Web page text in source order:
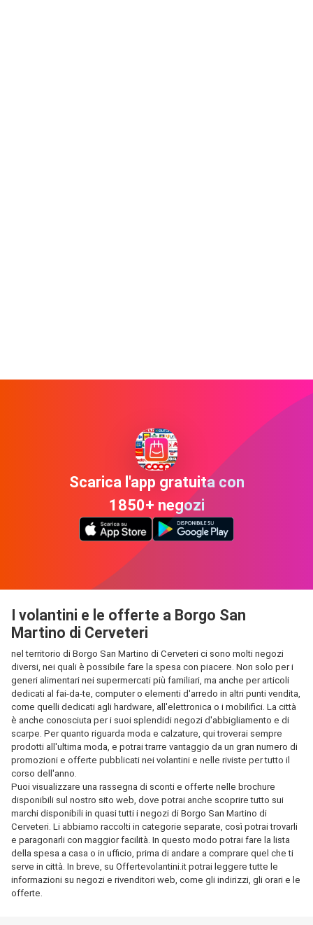
Scarica l'app gratuita con
1850+ negozi
I volantini e le offerte a Borgo San
Martino di Cerveteri
nel territorio di Borgo San Martino di Cerveteri ci sono molti negozi
diversi, nei quali è possibile fare la spesa con piacere. Non solo per i
generi alimentari nei supermercati più familiari, ma anche per articoli
dedicati al fai-da-te, computer o elementi d'arredo in altri punti vendita,
come quelli dedicati agli hardware, all'elettronica o i mobilifici. La città
è anche conosciuta per i suoi splendidi negozi d'abbigliamento e di
scarpe. Per quanto riguarda moda e calzature, qui troverai sempre
prodotti all'ultima moda, e potrai trarre vantaggio da un gran numero di
promozioni e offerte pubblicati nei volantini e nelle riviste per tutto il
corso dell'anno.
Puoi visualizzare una rassegna di sconti e offerte nelle brochure
disponibili sul nostro sito web, dove potrai anche scoprire tutto sui
marchi disponibili in quasi tutti i negozi di Borgo San Martino di
Cerveteri. Li abbiamo raccolti in categorie separate, così potrai trovarli
e paragonarli con maggior facilità. In questo modo potrai fare la lista
della spesa a casa o in ufficio, prima di andare a comprare quel che ti
serve in città. In breve, su Offertevolantini.it potrai leggere tutte le
informazioni su negozi e rivenditori web, come gli indirizzi, gli orari e le
offerte.